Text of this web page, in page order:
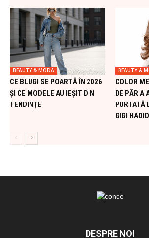
BEAUTY & MODA
CE BLUGI SE POARTĂ ÎN 2026
ȘI CE MODELE AU IEȘIT DIN
TENDINȚE
BEAUTY &
COLOR
DE PĂR A
PURTATĂ
GIGI
DESPRE NOI